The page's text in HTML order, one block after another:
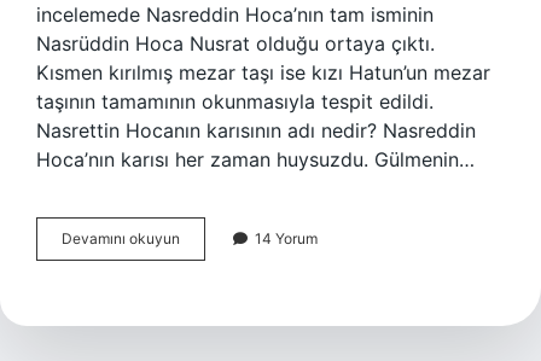
incelemede Nasreddin Hoca’nın tam isminin
Nasrüddin Hoca Nusrat olduğu ortaya çıktı.
Kısmen kırılmış mezar taşı ise kızı Hatun’un mezar
taşının tamamının okunmasıyla tespit edildi.
Nasrettin Hocanın karısının adı nedir? Nasreddin
Hoca’nın karısı her zaman huysuzdu. Gülmenin…
Devamını okuyun Nasrettin
Hocanın
Var
14 Yorum